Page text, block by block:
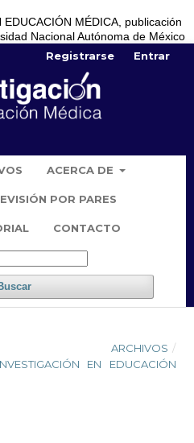
EDUCACIÓN MÉDICA, publicación
Nacional Autónoma de México
ACERCA DE
POR PARES
CONTACTO
Registrarse Entrar
ARCHIVOS /
EN EDUCACIÓN